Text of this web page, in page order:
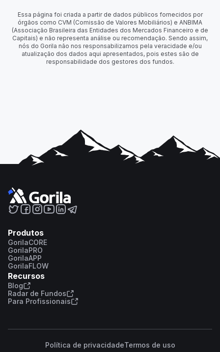
Essa página foi criada a partir de dados públicos fornecidos por
órgãos como CVM (Comissão de Valores Mobiliários) e ANBIMA
(Associação Brasileira das Entidades dos Mercados Financeiro e de
Capitais) e não representa análise ou recomendação. Sendo assim,
nós do Gorila não nos responsabilizamos pela veracidade e/ou
atualização dos dados aqui apresentados, pois estes são de
responsabilidade dos gestores dos fundos.
Produtos
GorilaCORE
GorilaPRO
GorilaAPP
GorilaFLOW
Recursos
Blog
Radar de Fundos
Para Profissionais
Política de privacidadeTermos de uso